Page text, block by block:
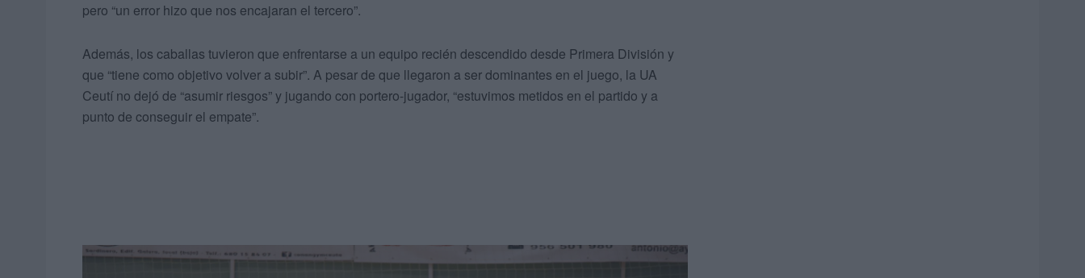
pero “un error hizo que nos encajaran el tercero”.
Además, los caballas tuvieron que enfrentarse a un equipo recién descendido desde Primera División y
que “tiene como objetivo volver a subir”. A pesar de que llegaron a ser dominantes en el juego, la UA
Ceutí no dejó de “asumir riesgos” y jugando con portero-jugador, “estuvimos metidos en el partido y a
punto de conseguir el empate”.